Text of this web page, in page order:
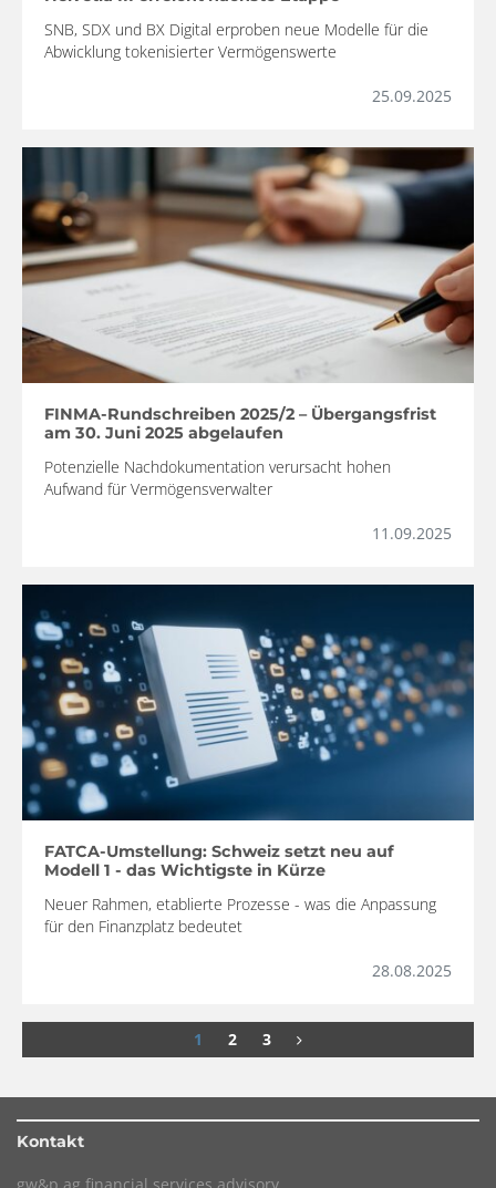
SNB, SDX und BX Digital erproben neue Modelle für die
Abwicklung tokenisierter Vermögenswerte
25.09.2025
FINMA-Rundschreiben 2025/2 – Übergangsfrist
am 30. Juni 2025 abgelaufen
Potenzielle Nachdokumentation verursacht hohen
Aufwand für Vermögensverwalter
11.09.2025
FATCA-Umstellung: Schweiz setzt neu auf
Modell 1 - das Wichtigste in Kürze
Neuer Rahmen, etablierte Prozesse - was die Anpassung
für den Finanzplatz bedeutet
28.08.2025
1 2 3
Kontakt